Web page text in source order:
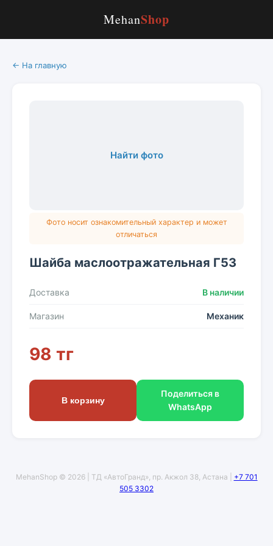
MehanShop
← На главную
Найти фото
Фото носит ознакомительный характер и может
отличаться
Шайба маслоотражательная Г53
Доставка В наличии
Магазин Механик
98 тг
В корзину
Поделиться в
WhatsApp
MehanShop © 2026 | ТД «АвтоГранд», пр. Акжол 38, Астана | +7 701
505 3302